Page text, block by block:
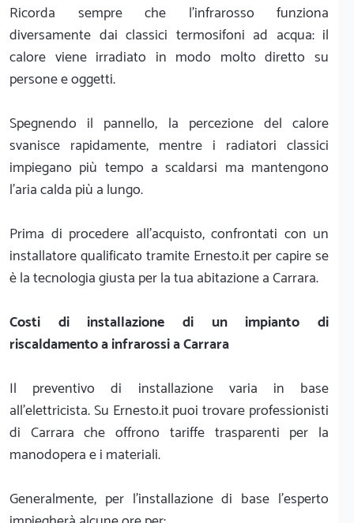
Ricorda sempre che l'infrarosso funziona
diversamente dai classici termosifoni ad acqua: il
calore viene irradiato in modo molto diretto su
persone e oggetti.
Spegnendo il pannello, la percezione del calore
svanisce rapidamente, mentre i radiatori classici
impiegano più tempo a scaldarsi ma mantengono
l'aria calda più a lungo.
Prima di procedere all'acquisto, confrontati con un
installatore qualificato tramite Ernesto.it per capire se
è la tecnologia giusta per la tua abitazione a Carrara.
Costi di installazione di un impianto di
riscaldamento a infrarossi a Carrara
Il preventivo di installazione varia in base
all'elettricista. Su Ernesto.it puoi trovare professionisti
di Carrara che offrono tariffe trasparenti per la
manodopera e i materiali.
Generalmente, per l'installazione di base l'esperto